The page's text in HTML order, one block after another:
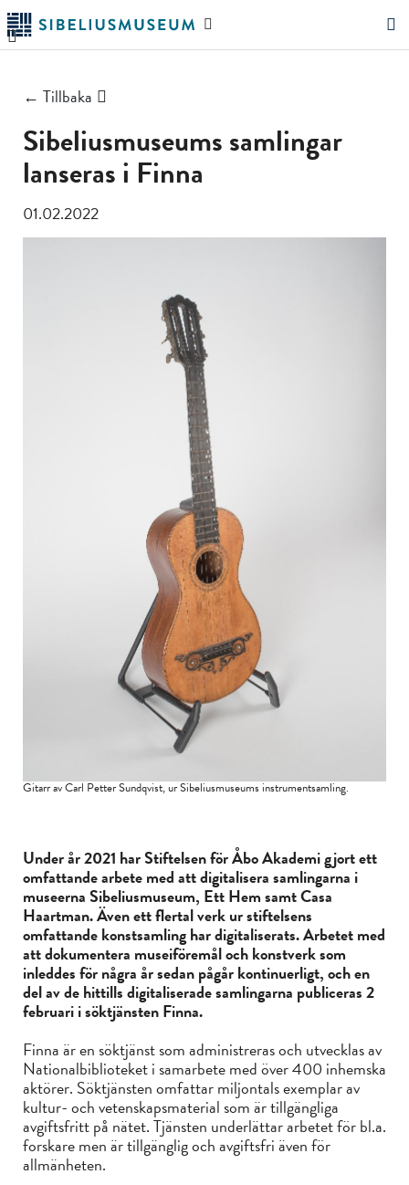
Hoppa
till
huvudinnehållet
Sök
← Tillbaka
Sibeliusmuseums samlingar
lanseras i Finna
01.02.2022
Gitarr av Carl Petter Sundqvist, ur Sibeliusmuseums instrumentsamling.
Under år 2021 har Stiftelsen för Åbo Akademi gjort ett
omfattande arbete med att digitalisera samlingarna i
museerna Sibeliusmuseum, Ett Hem samt Casa
Haartman. Även ett flertal verk ur stiftelsens
omfattande konstsamling har digitaliserats. Arbetet med
att dokumentera museiföremål och konstverk som
inleddes för några år sedan pågår kontinuerligt, och en
del av de hittills digitaliserade samlingarna publiceras 2
februari i söktjänsten Finna.
Finna är en söktjänst som administreras och utvecklas av
Nationalbiblioteket i samarbete med över 400 inhemska
aktörer. Söktjänsten omfattar miljontals exemplar av
kultur- och vetenskapsmaterial som är tillgängliga
avgiftsfritt på nätet. Tjänsten underlättar arbetet för bl.a.
forskare men är tillgänglig och avgiftsfri även för
allmänheten.